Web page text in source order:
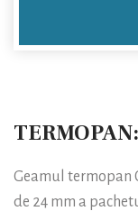
Geamul termopan
de 24 mm a